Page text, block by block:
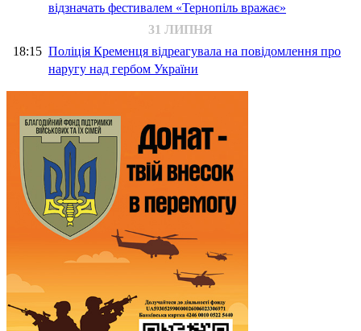
відзначать фестивалем «Тернопіль вражає»
31 ЛИПНЯ
18:15 Поліція Кременця відреагувала на повідомлення про
наругу над гербом України